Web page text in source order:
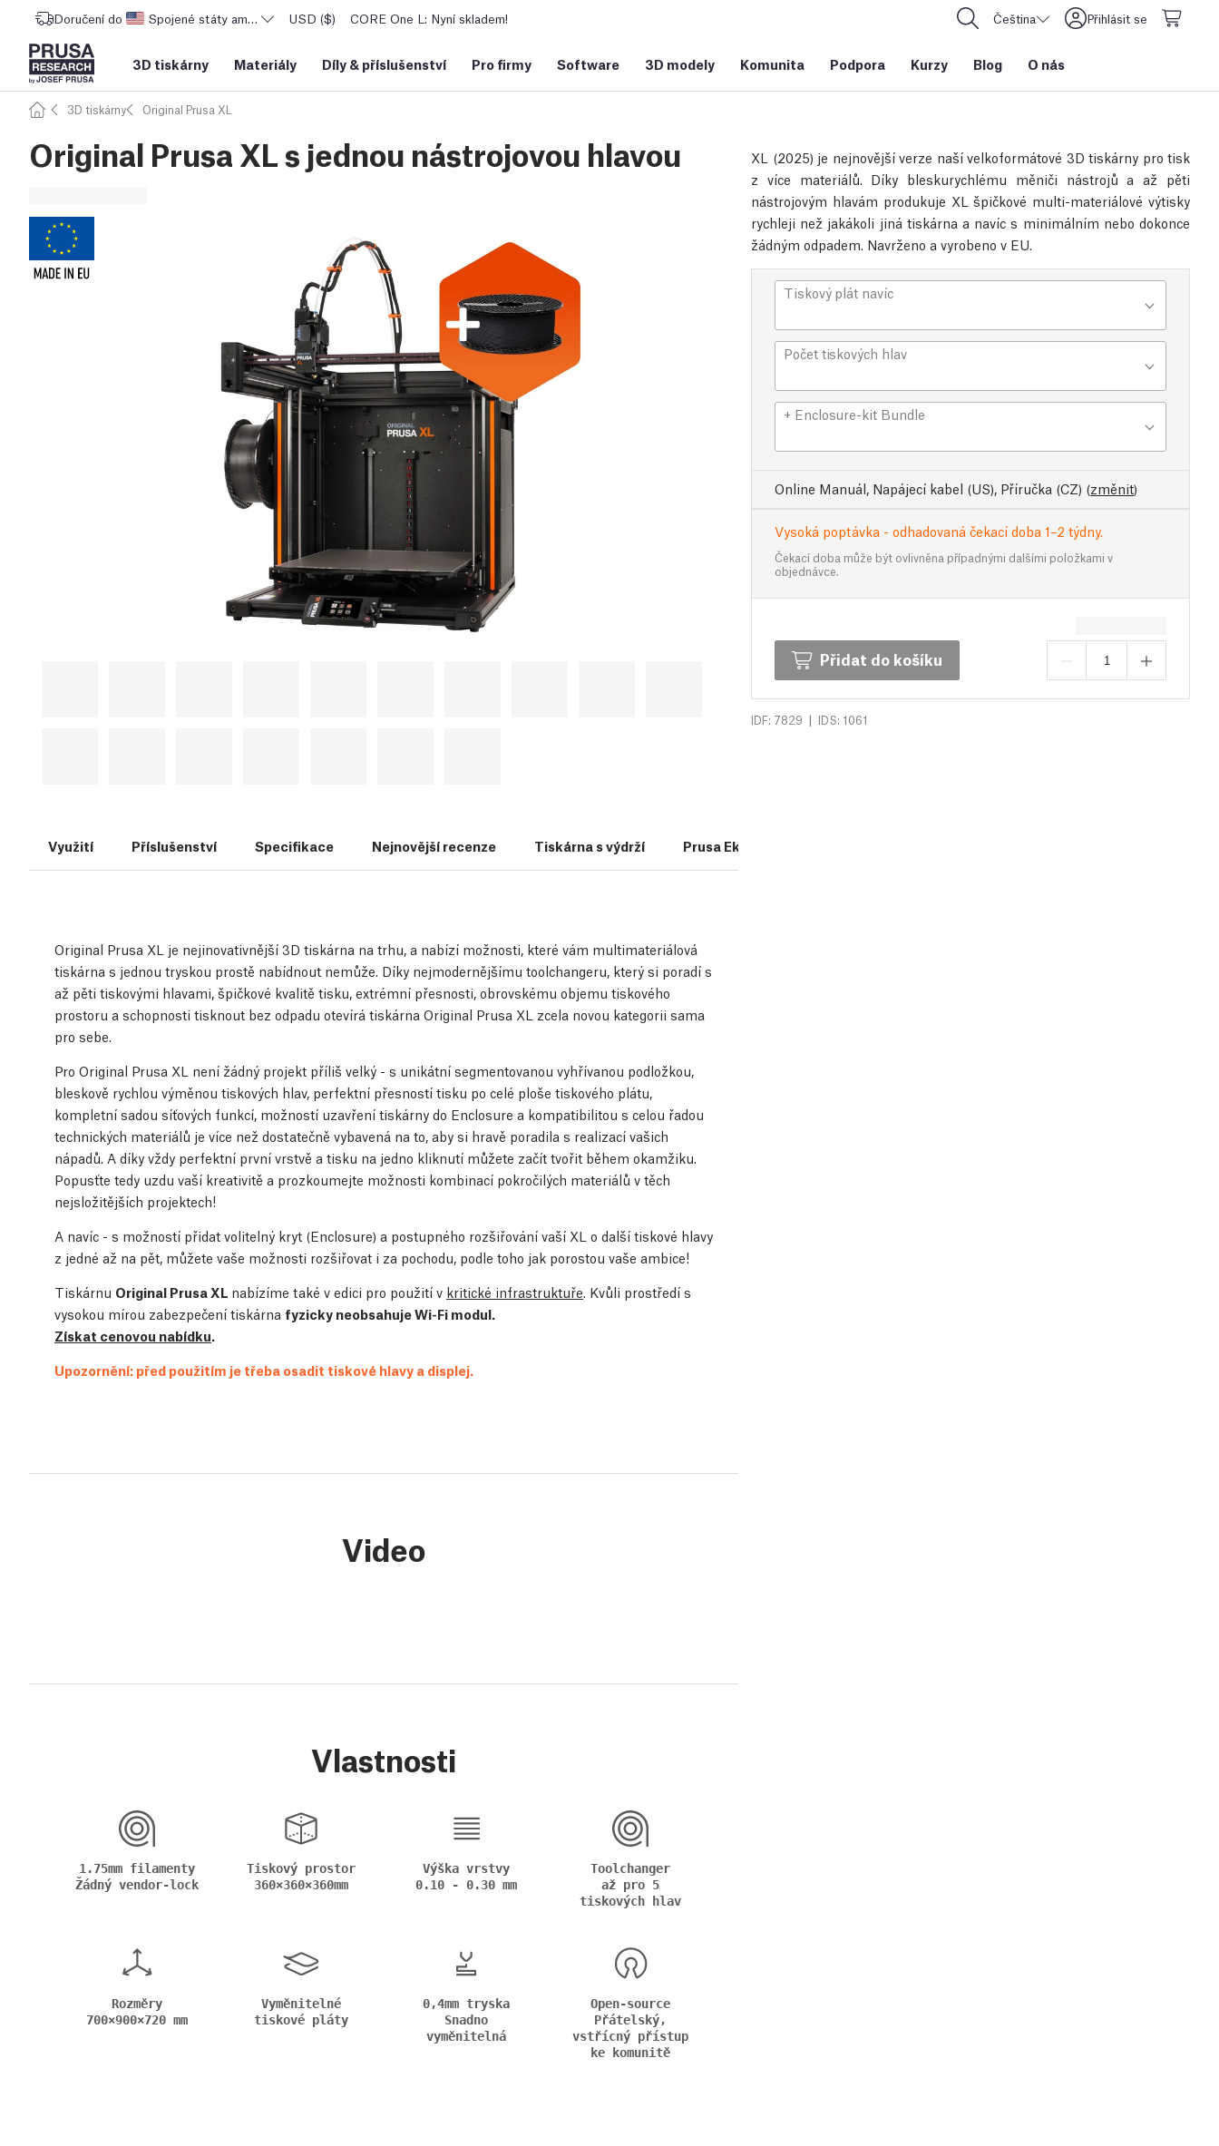
Doručení do Spojené státy americké USD ($) CORE One L: Nyní skladem! Čeština Přihlásit se
3D tiskárny Materiály Díly & příslušenství Pro firmy Software 3D modely Komunita Podpora Kurzy Blog O nás
3D tiskárny Original Prusa XL
Original Prusa XL s jednou nástrojovou hlavou
XL (2025) je nejnovější verze naší velkoformátové 3D tiskárny pro tisk
z více materiálů. Díky bleskurychlému měniči nástrojů a až pěti
nástrojovým hlavám produkuje XL špičkové multi-materiálové výtisky
rychleji než jakákoli jiná tiskárna a navíc s minimálním nebo dokonce
žádným odpadem. Navrženo a vyrobeno v EU.
Tiskový plát navíc
Počet tiskových hlav
+ Enclosure-kit Bundle
Online Manuál, Napájecí kabel (US), Příručka (CZ) (změnit)
Vysoká poptávka - odhadovaná čekací doba 1–2 týdny.
Čekací doba může být ovlivněna případnými dalšími položkami v
objednávce.
Přidat do košíku
IDF: 7829 | IDS: 1061
Využití Příslušenství Specifikace Nejnovější recenze Tiskárna s výdrží Prusa Ekosystém
Original Prusa XL je nejinovativnější 3D tiskárna na trhu, a nabízí možnosti, které vám multimateriálová
tiskárna s jednou tryskou prostě nabídnout nemůže. Díky nejmodernějšímu toolchangeru, který si poradí s
až pěti tiskovými hlavami, špičkové kvalitě tisku, extrémní přesnosti, obrovskému objemu tiskového
prostoru a schopnosti tisknout bez odpadu otevírá tiskárna Original Prusa XL zcela novou kategorii sama
pro sebe.
Pro Original Prusa XL není žádný projekt příliš velký - s unikátní segmentovanou vyhřívanou podložkou,
bleskově rychlou výměnou tiskových hlav, perfektní přesností tisku po celé ploše tiskového plátu,
kompletní sadou síťových funkcí, možností uzavření tiskárny do Enclosure a kompatibilitou s celou řadou
technických materiálů je více než dostatečně vybavená na to, aby si hravě poradila s realizací vašich
nápadů. A díky vždy perfektní první vrstvě a tisku na jedno kliknutí můžete začít tvořit během okamžiku.
Popusťte tedy uzdu vaší kreativitě a prozkoumejte možnosti kombinací pokročilých materiálů v těch
nejsložitějších projektech!
A navíc - s možností přidat volitelný kryt (Enclosure) a postupného rozšiřování vaší XL o další tiskové hlavy
z jedné až na pět, můžete vaše možnosti rozšiřovat i za pochodu, podle toho jak porostou vaše ambice!
Tiskárnu Original Prusa XL nabízíme také v edici pro použití v kritické infrastruktuře. Kvůli prostředí s
vysokou mírou zabezpečení tiskárna fyzicky neobsahuje Wi-Fi modul.
Získat cenovou nabídku.
Upozornění: před použitím je třeba osadit tiskové hlavy a displej.
Video
Vlastnosti
1.75mm filamenty
Žádný vendor-lock
Tiskový prostor
360×360×360mm
Výška vrstvy
0.10 - 0.30 mm
Toolchanger
až pro 5
tiskových hlav
Rozměry
700×900×720 mm
Vyměnitelné
tiskové pláty
0,4mm tryska
Snadno
vyměnitelná
Open-source
Přátelský,
vstřícný přístup
ke komunitě